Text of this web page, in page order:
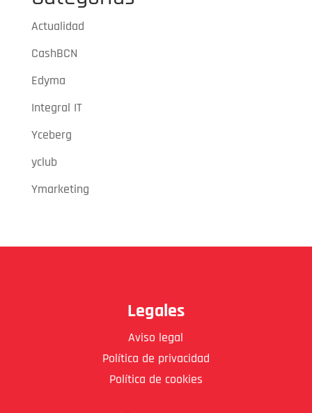
Actualidad
CashBCN
Edyma
Integral IT
Yceberg
yclub
Ymarketing
Legales
Aviso legal
Política de privacidad
Política de cookies